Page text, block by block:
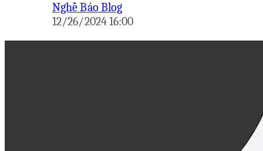
Nghề Báo Blog
12/26/2024 16:00